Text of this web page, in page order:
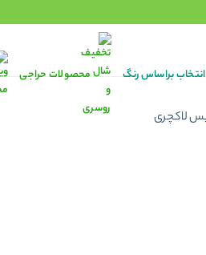
انتخاب براساس رنگ محصولات حراجی